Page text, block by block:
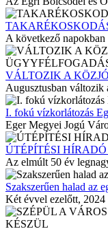
A következő napokban
VÁLTOZIK A
Augusztusban változik
I. fokú vízkorlátozás
Eger Megyei Jogú
ÚTÉPÍTÉSI
Az elmúlt 50 év
Szakszerűen halad az
Két évvel ezelőtt, 2024